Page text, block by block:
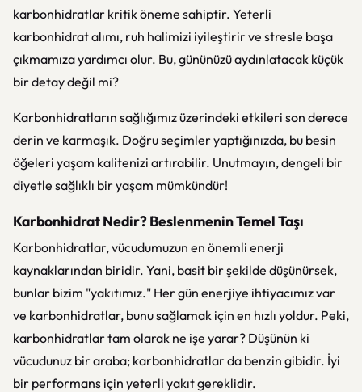
karbonhidratlar kritik öneme sahiptir. Yeterli
karbonhidrat alımı, ruh halimizi iyileştirir ve stresle başa
çıkmamıza yardımcı olur. Bu, gününüzü aydınlatacak küçük
bir detay değil mi?
Karbonhidratların sağlığımız üzerindeki etkileri son derece
derin ve karmaşık. Doğru seçimler yaptığınızda, bu besin
öğeleri yaşam kalitenizi artırabilir. Unutmayın, dengeli bir
diyetle sağlıklı bir yaşam mümkündür!
Karbonhidrat Nedir? Beslenmenin Temel Taşı
Karbonhidratlar, vücudumuzun en önemli enerji
kaynaklarından biridir. Yani, basit bir şekilde düşünürsek,
bunlar bizim "yakıtımız." Her gün enerjiye ihtiyacımız var
ve karbonhidratlar, bunu sağlamak için en hızlı yoldur. Peki,
karbonhidratlar tam olarak ne işe yarar? Düşünün ki
vücudunuz bir araba; karbonhidratlar da benzin gibidir. İyi
bir performans için yeterli yakıt gereklidir.